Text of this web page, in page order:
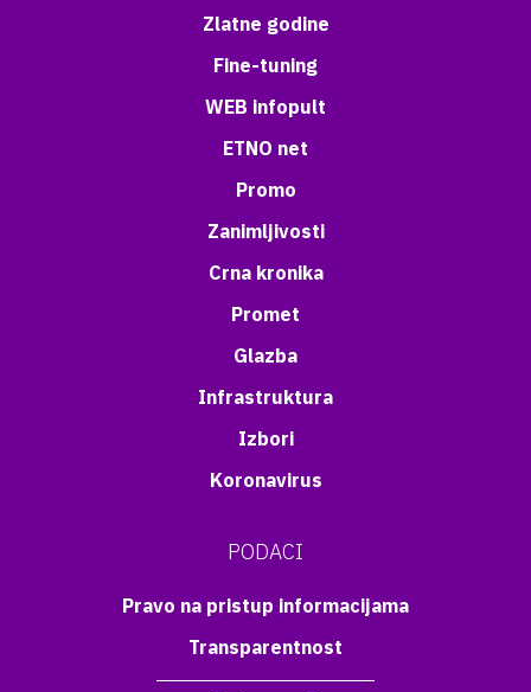
Zlatne godine
Fine-tuning
WEB infopult
ETNO net
Promo
Zanimljivosti
Crna kronika
Promet
Glazba
Infrastruktura
Izbori
Koronavirus
PODACI
Pravo na pristup informacijama
Transparentnost